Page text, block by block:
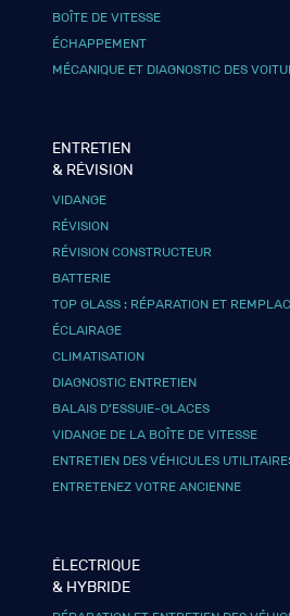
BOÎTE DE VITESSE
ÉCHAPPEMENT
MÉCANIQUE ET DIAGNOSTIC DES
ENTRETIEN
& RÉVISION
VIDANGE
RÉVISION
RÉVISION CONSTRUCTEUR
BATTERIE
TOP GLASS : RÉPARATION ET
ÉCLAIRAGE
CLIMATISATION
DIAGNOSTIC ENTRETIEN
BALAIS D’ESSUIE-GLACES
VIDANGE DE LA BOÎTE DE VITESSE
ENTRETIEN DES VÉHICULES
ENTRETENEZ VOTRE ANCIENNE
ÉLECTRIQUE
& HYBRIDE